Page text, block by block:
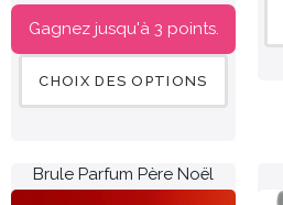
Gagnez jusqu'à 3 points.
CHOIX DES OPTIONS
Brule Parfum Père Noël